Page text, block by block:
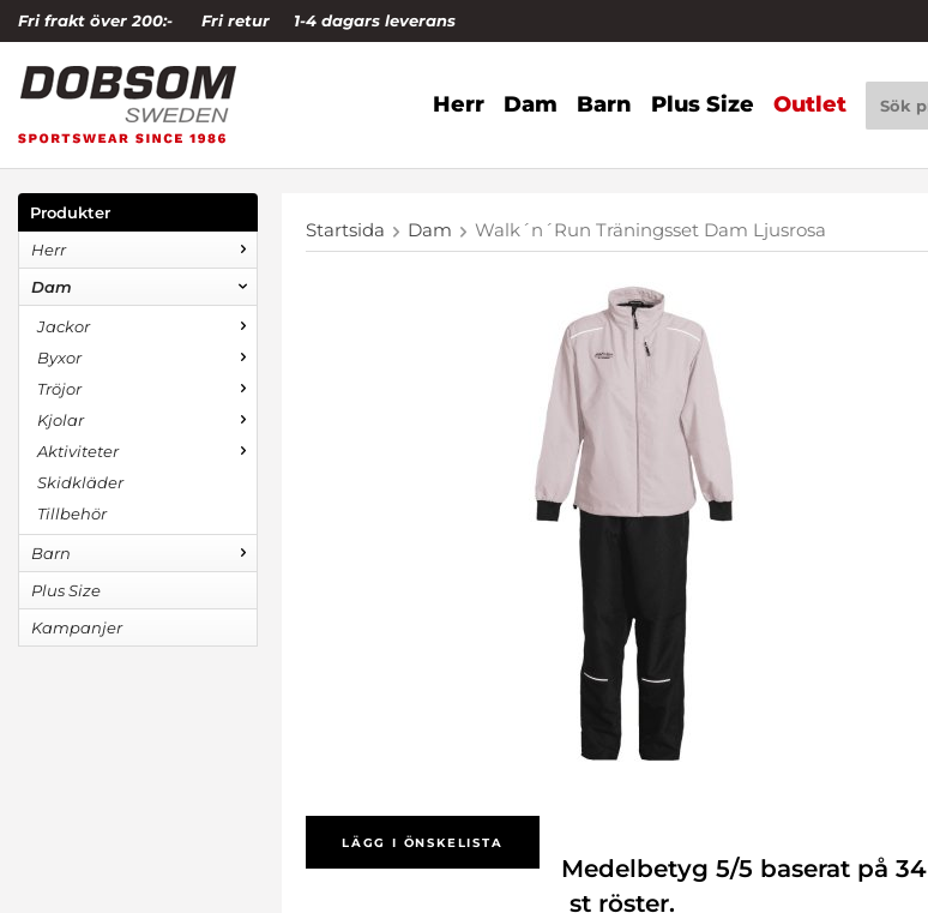
Fri frakt över 200:- Fri retur 1-4 dagars leverans
Herr Dam Barn Plus Size Outlet
Produkter
Herr
Dam
Jackor
Byxor
Tröjor
Kjolar
Aktiviteter
Skidkläder
Tillbehör
Barn
Plus Size
Kampanjer
Startsida Dam Walk´n´Run Träningsset Dam Ljusrosa
LÄGG I ÖNSKELISTA
Medelbetyg5/5 baserat på34
st röster.